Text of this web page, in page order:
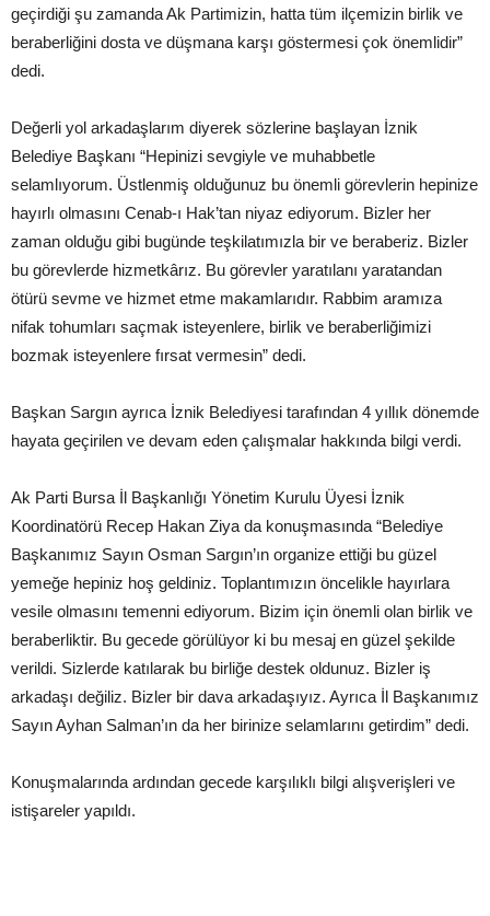
geçirdiği şu zamanda Ak Partimizin, hatta tüm ilçemizin birlik ve
beraberliğini dosta ve düşmana karşı göstermesi çok önemlidir”
dedi.
Değerli yol arkadaşlarım diyerek sözlerine başlayan İznik
Belediye Başkanı “Hepinizi sevgiyle ve muhabbetle
selamlıyorum. Üstlenmiş olduğunuz bu önemli görevlerin hepinize
hayırlı olmasını Cenab-ı Hak’tan niyaz ediyorum. Bizler her
zaman olduğu gibi bugünde teşkilatımızla bir ve beraberiz. Bizler
bu görevlerde hizmetkârız. Bu görevler yaratılanı yaratandan
ötürü sevme ve hizmet etme makamlarıdır. Rabbim aramıza
nifak tohumları saçmak isteyenlere, birlik ve beraberliğimizi
bozmak isteyenlere fırsat vermesin” dedi.
Başkan Sargın ayrıca İznik Belediyesi tarafından 4 yıllık dönemde
hayata geçirilen ve devam eden çalışmalar hakkında bilgi verdi.
Ak Parti Bursa İl Başkanlığı Yönetim Kurulu Üyesi İznik
Koordinatörü Recep Hakan Ziya da konuşmasında “Belediye
Başkanımız Sayın Osman Sargın’ın organize ettiği bu güzel
yemeğe hepiniz hoş geldiniz. Toplantımızın öncelikle hayırlara
vesile olmasını temenni ediyorum. Bizim için önemli olan birlik ve
beraberliktir. Bu gecede görülüyor ki bu mesaj en güzel şekilde
verildi. Sizlerde katılarak bu birliğe destek oldunuz. Bizler iş
arkadaşı değiliz. Bizler bir dava arkadaşıyız. Ayrıca İl Başkanımız
Sayın Ayhan Salman’ın da her birinize selamlarını getirdim” dedi.
Konuşmalarında ardından gecede karşılıklı bilgi alışverişleri ve
istişareler yapıldı.